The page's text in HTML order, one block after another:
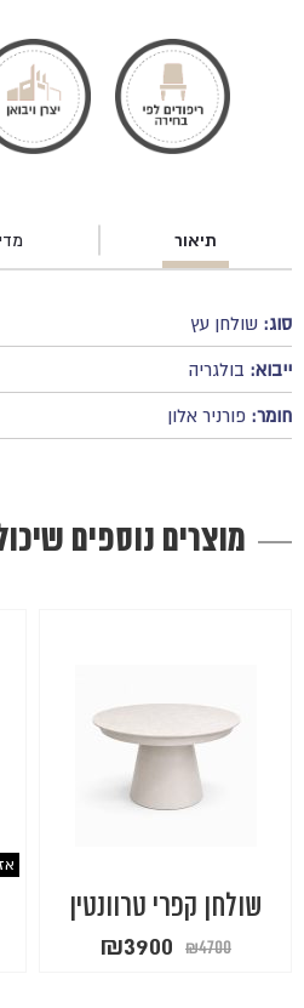
תיאור
סוג: שולחן עץ
ייבוא: בולגריה
חומר: פורניר אלון
מוצרים נוספים
שולחן קפרי טרוונטין
₪4700
המחיר₪3900